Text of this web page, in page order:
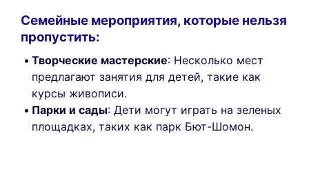
Семейные мероприятия, которые нельзя
пропустить:
Творческие мастерские: Несколько мест
предлагают занятия для детей, такие как
курсы живописи.
Парки и сады: Дети могут играть на зеленых
площадках, таких как парк Бют-Шомон.